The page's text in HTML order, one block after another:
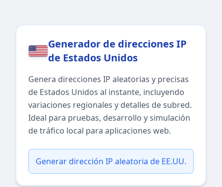
Generador de direcciones IP
de Estados Unidos
Genera direcciones IP aleatorias y precisas
de Estados Unidos al instante, incluyendo
variaciones regionales y detalles de subred.
Ideal para pruebas, desarrollo y simulación
de tráfico local para aplicaciones web.
Generar dirección IP aleatoria de EE.UU.